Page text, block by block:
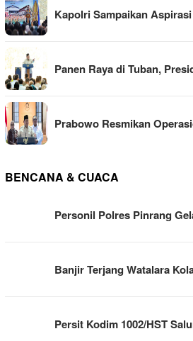
Kapolri Sampaikan
Panen Raya di Tuban,
Prabowo Resmikan
BENCANA & CUACA
Personil Polres Pinrang
Banjir Terjang Watalara
Persit Kodim 1002/HST